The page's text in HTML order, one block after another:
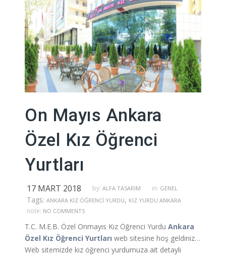
On Mayıs Ankara
Özel Kız Öğrenci
Yurtları
17 MART 2018 by: ALFA TASARIM in: GENEL
Tags: ANKARA KIZ ÖĞRENCI YURDU, KIZ YURDU ANKARA
note: NO COMMENTS
T.C. M.E.B. Özel Onmayıs Kız Öğrenci Yurdu Ankara
Özel Kız Öğrenci Yurtları web sitesine hoş geldiniz…
Web sitemizde kız öğrenci yurdumuza ait detaylı